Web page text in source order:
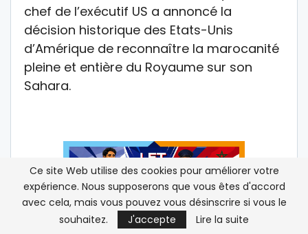
chef de l’exécutif US a annoncé la
décision historique des Etats-Unis
d’Amérique de reconnaître la marocanité
pleine et entière du Royaume sur son
Sahara.
Ce site Web utilise des cookies pour améliorer votre
expérience. Nous supposerons que vous êtes d'accord
avec cela, mais vous pouvez vous désinscrire si vous le
souhaitez.
J'accepte Lire la suite